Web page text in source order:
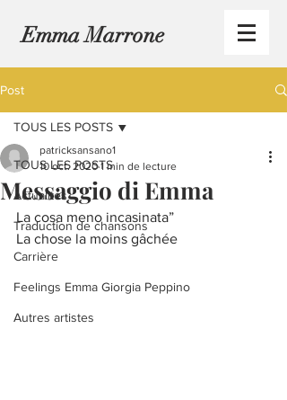
Emma Marrone
Post
TOUS LES POSTS
Actualités
Traduction de chansons
Carrière
Feelings Emma Giorgia Peppino
Autres artistes
TOUS LES POSTS
Messaggio di Emma
patricksansano1
10 oct. 2020 1 min de lecture
La cosa meno incasinata”
La chose la moins gâchée